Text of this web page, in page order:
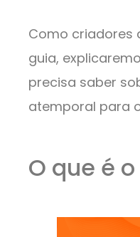
Como criadores
guia,
precisa saber
atemporal para
O que é o